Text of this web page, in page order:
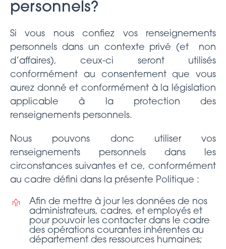
personnels?
Si vous nous confiez vos renseignements
personnels dans un contexte privé (et non
d’affaires), ceux-ci seront utilisés
conformément au consentement que vous
aurez donné et conformément à la législation
applicable à la protection des
renseignements personnels.
Nous pouvons donc utiliser vos
renseignements personnels dans les
circonstances suivantes et ce, conformément
au cadre défini dans la présente Politique :
Afin de mettre à jour les données de nos
administrateurs, cadres, et employés et
pour pouvoir les contacter dans le cadre
des opérations courantes inhérentes au
département des ressources humaines;